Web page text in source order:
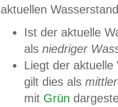
aktuellen
Ist der aktuelle
als niedriger
Liegt der
gilt dies als
mit Grün